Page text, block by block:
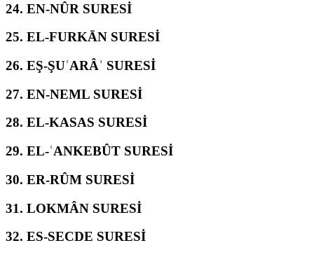
24. EN-NÛR SURESİ
25. EL-FURKĀN SURESİ
26. EŞ-ŞUʿARÂʾ SURESİ
27. EN-NEML SURESİ
28. EL-KASAS SURESİ
29. EL-ʿANKEBÛT SURESİ
30. ER-RÛM SURESİ
31. LOKMÂN SURESİ
32. ES-SECDE SURESİ